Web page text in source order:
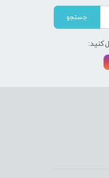
جستجو
کنید: